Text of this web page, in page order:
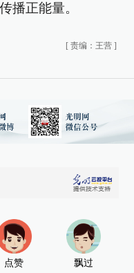
播正能量。
[ 责编：王营 ]
点赞 飘过